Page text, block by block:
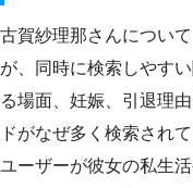
古賀紗理那さんについ
が、同時に検索しやす
る場面、妊娠、引退理
ドがなぜ多く検索され
ユーザーが彼女の私生